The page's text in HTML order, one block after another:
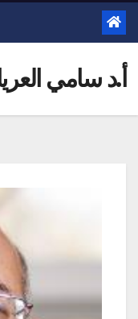
أ.د سامي